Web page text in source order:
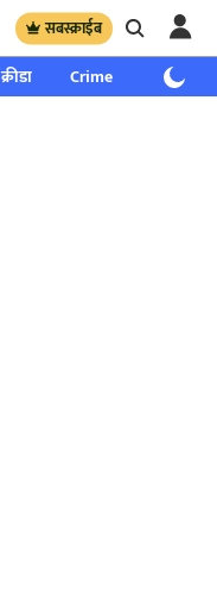
सबस्क्राईब
क्रीडा Crime साप्ताहिक